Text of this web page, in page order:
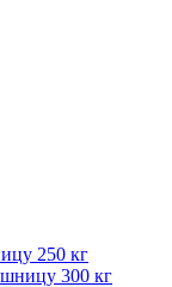
250 кг
300 кг